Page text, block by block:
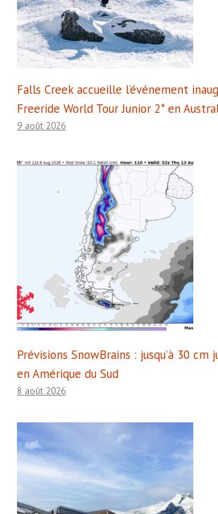
Falls Creek accueille l’événement
Freeride World Tour Junior 2* en
9 août 2026
Prévisions SnowBrains : jusqu’à 30 cm
en Amérique du Sud
8 août 2026